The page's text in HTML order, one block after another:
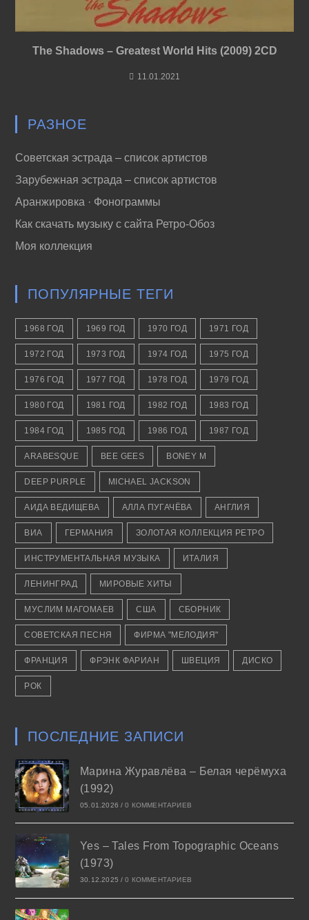
The Shadows – Greatest World Hits (2009) 2CD
11.01.2021
РАЗНОЕ
Советская эстрада – список артистов
Зарубежная эстрада – список артистов
Аранжировка · Фонограммы
Как скачать музыку с сайта Ретро-Обоз
Моя коллекция
ПОПУЛЯРНЫЕ ТЕГИ
1968 ГОД 1969 ГОД 1970 ГОД 1971 ГОД
1972 ГОД 1973 ГОД 1974 ГОД 1975 ГОД
1976 ГОД 1977 ГОД 1978 ГОД 1979 ГОД
1980 ГОД 1981 ГОД 1982 ГОД 1983 ГОД
1984 ГОД 1985 ГОД 1986 ГОД 1987 ГОД
ARABESQUE BEE GEES BONEY M
DEEP PURPLE MICHAEL JACKSON
АИДА ВЕДИЩЕВА АЛЛА ПУГАЧЁВА АНГЛИЯ
ВИА ГЕРМАНИЯ ЗОЛОТАЯ КОЛЛЕКЦИЯ РЕТРО
ИНСТРУМЕНТАЛЬНАЯ МУЗЫКА ИТАЛИЯ
ЛЕНИНГРАД МИРОВЫЕ ХИТЫ
МУСЛИМ МАГОМАЕВ США СБОРНИК
СОВЕТСКАЯ ПЕСНЯ ФИРМА "МЕЛОДИЯ"
ФРАНЦИЯ ФРЭНК ФАРИАН ШВЕЦИЯ ДИСКО
РОК
ПОСЛЕДНИЕ ЗАПИСИ
Марина Журавлёва – Белая черёмуха
(1992)
05.01.2026 / 0 КОММЕНТАРИЕВ
Yes – Tales From Topographic Oceans
(1973)
30.12.2025 / 0 КОММЕНТАРИЕВ